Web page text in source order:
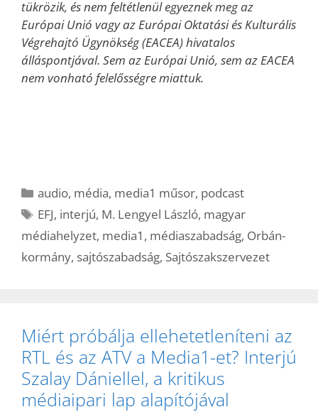
tükrözik, és nem feltétlenül egyeznek meg az
Európai Unió vagy az Európai Oktatási és Kulturális
Végrehajtó Ügynökség (EACEA) hivatalos
álláspontjával. Sem az Európai Unió, sem az EACEA
nem vonható felelősségre miattuk.
Kategória
audio, média, media1 műsor, podcast
Címkék
EFJ, interjú, M. Lengyel László, magyar
médiahelyzet, media1 , médiaszabadság, Orbán-
kormány, sajtószabadság, Sajtószakszervezet
Miért próbálja ellehetetleníteni az
RTL és az ATV a Media1-et? Interjú
Szalay Dániellel, a kritikus
médiaipari lap alapítójával